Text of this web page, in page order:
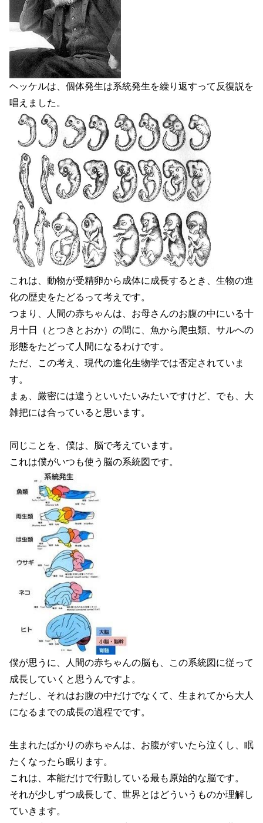
ヘッケルは、個体発生は系統発生を繰り返すって反復説を
唱えました。
これは、動物が受精卵から成体に成長するとき、生物の進
化の歴史をたどるって考えです。
つまり、人間の赤ちゃんは、お母さんのお腹の中にいる十
月十日（とつきとおか）の間に、魚から爬虫類、サルへの
形態をたどって人間になるわけです。
ただ、この考え、現代の進化生物学では否定されていま
す。
まぁ、厳密には違うといいたいみたいですけど、でも、大
雑把には合っていると思います。
同じことを、僕は、脳で考えています。
これは僕がいつも使う脳の系統図です。
僕が思うに、人間の赤ちゃんの脳も、この系統図に従って
成長していくと思うんですよ。
ただし、それはお腹の中だけでなくて、生まれてから大人
になるまでの成長の過程でです。
生まれたばかりの赤ちゃんは、お腹がすいたら泣くし、眠
たくなったら眠ります。
これは、本能だけで行動している最も原始的な脳です。
それが少しずつ成長して、世界とはどういうものか理解し
ていきます。